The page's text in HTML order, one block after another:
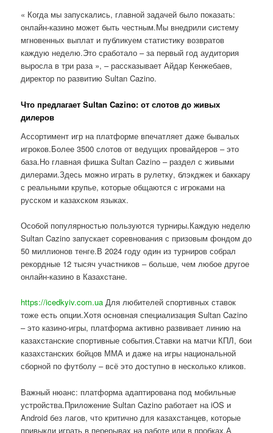
« Когда мы запускались, главной задачей было показать:
онлайн-казино может быть честным.Мы внедрили систему
мгновенных выплат и публикуем статистику возвратов
каждую неделю.Это сработало – за первый год аудитория
выросла в три раза », – рассказывает Айдар Кенжебаев,
директор по развитию Sultan Cazino.
Что предлагает Sultan Cazino: от слотов до живых
дилеров
Ассортимент игр на платформе впечатляет даже бывалых
игроков.Более 3500 слотов от ведущих провайдеров – это
база.Но главная фишка Sultan Cazino – раздел с живыми
дилерами.Здесь можно играть в рулетку, блэкджек и баккару
с реальными крупье, которые общаются с игроками на
русском и казахском языках.
Особой популярностью пользуются турниры.Каждую неделю
Sultan Cazino запускает соревнования с призовым фондом до
50 миллионов тенге.В 2024 году один из турниров собрал
рекордные 12 тысяч участников – больше, чем любое другое
онлайн-казино в Казахстане.
https://icedkyiv.com.ua Для любителей спортивных ставок
тоже есть опции.Хотя основная специализация Sultan Cazino
– это казино-игры, платформа активно развивает линию на
казахстанские спортивные события.Ставки на матчи КПЛ, бои
казахстанских бойцов ММА и даже на игры национальной
сборной по футболу – всё это доступно в несколько кликов.
Важный нюанс: платформа адаптирована под мобильные
устройства.Приложение Sultan Cazino работает на iOS и
Android без лагов, что критично для казахстанцев, которые
привыкли играть в перерывах на работе или в пробках.А